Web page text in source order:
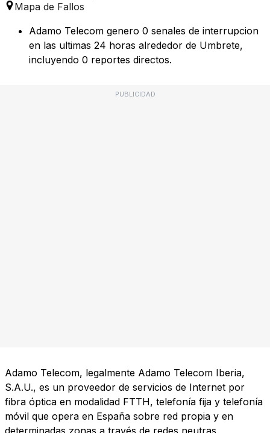
Mapa de Fallos
Adamo Telecom genero 0 senales de interrupcion
en las ultimas 24 horas alrededor de Umbrete,
incluyendo 0 reportes directos.
PUBLICIDAD
Adamo Telecom, legalmente Adamo Telecom Iberia,
S.A.U., es un proveedor de servicios de Internet por
fibra óptica en modalidad FTTH, telefonía fija y telefonía
móvil que opera en España sobre red propia y en